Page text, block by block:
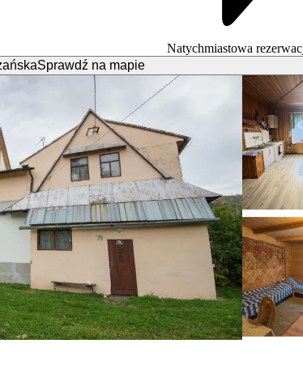
Natychmiastowa
Sprawdź na mapie